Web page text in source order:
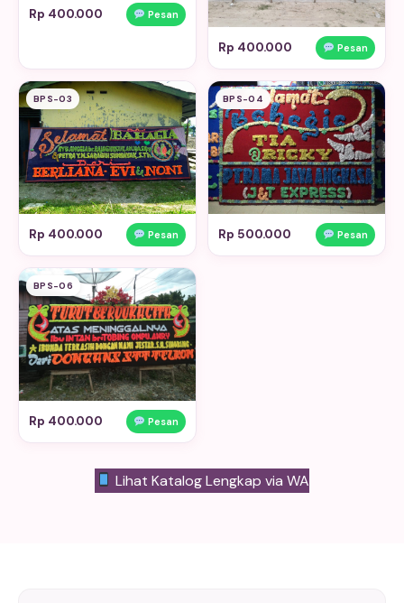
Rp 400.000 Pesan
Rp 400.000 Pesan
BPS-03
Rp 400.000 Pesan
BPS-04
Rp 500.000 Pesan
BPS-06
Rp 400.000 Pesan
Lihat Katalog Lengkap via WA